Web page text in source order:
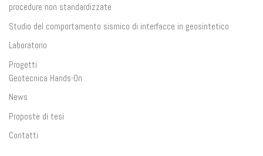
procedure non standardizzate
Studio del comportamento sismico di interfacce in geosintetico
Laboratorio
Progetti
Geotecnica Hands-On
News
Proposte di tesi
Contatti